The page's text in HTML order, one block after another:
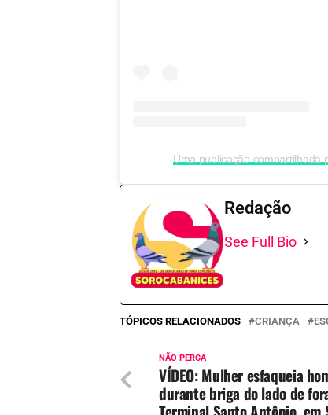
Redação
See Full Bio
TÓPICOS RELACIONADOS CRIANÇA
NÃO PERCA
VÍDEO: Mulher esfaqueia
durante briga do lado de